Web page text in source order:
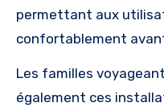
permettant aux
confortablement
Les familles
également ces